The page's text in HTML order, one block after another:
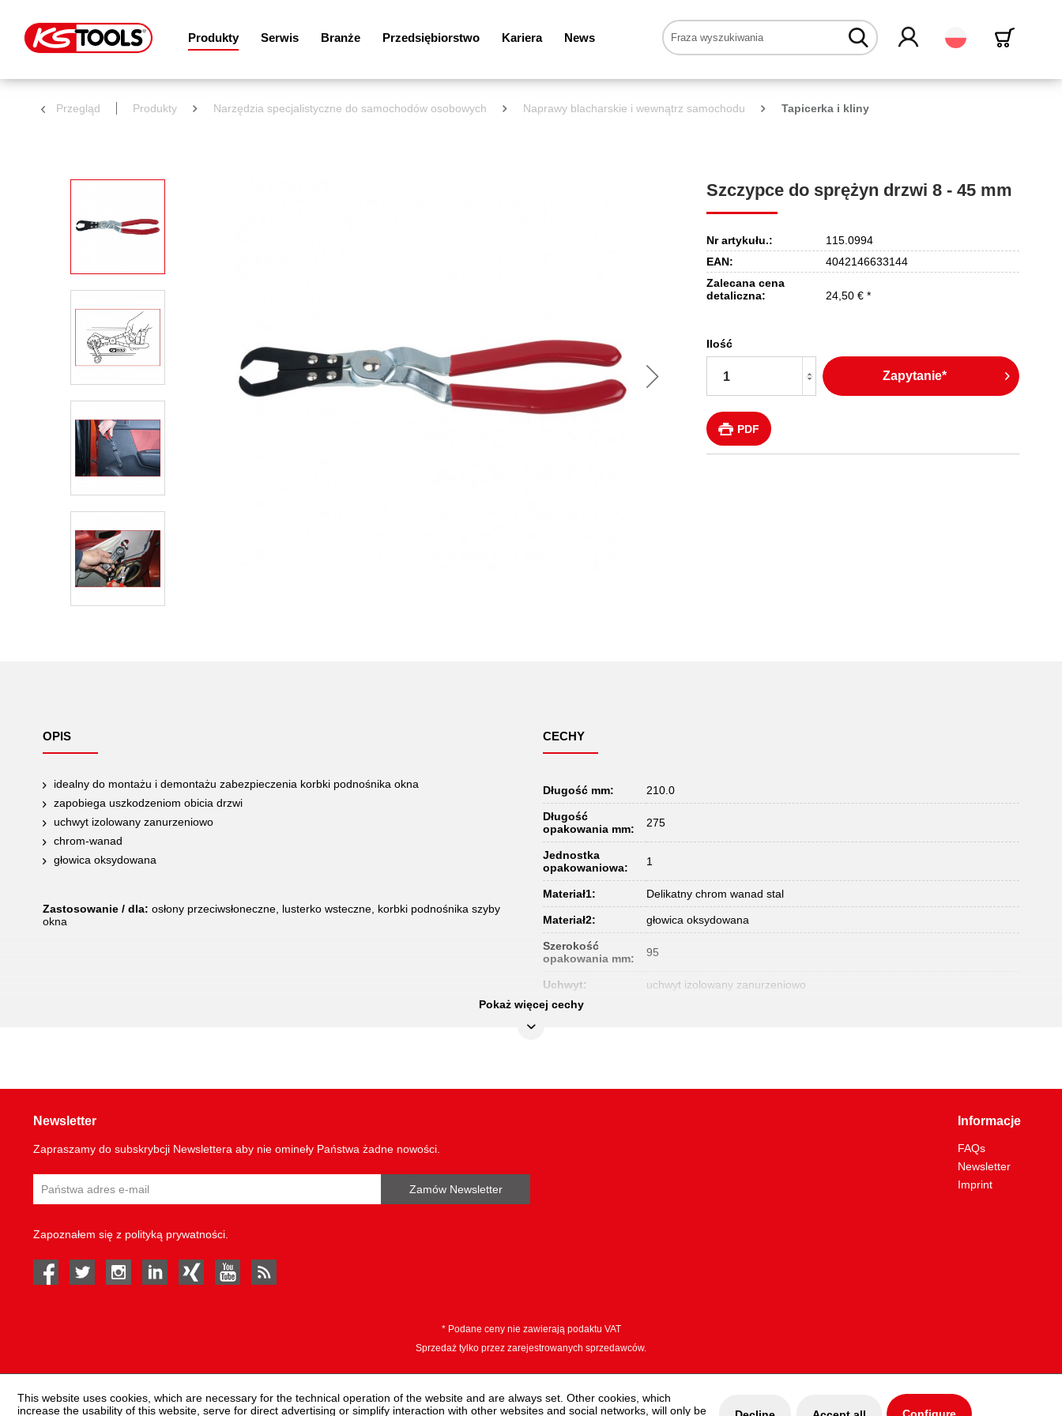
Produkty Serwis Branże Przedsiębiorstwo Kariera News Polski
Przegląd Produkty Narzędzia specjalistyczne do samochodów osobowych Naprawy blacharskie i wewnątrz samochodu Tapicerka i kliny
Szczypce do sprężyn drzwi 8 - 45 mm
Nr artykułu.:
115.0994
EAN:
4042146633144
Zalecana cena
detaliczna:
24,50 € *
Ilość
Zapytanie*
PDF
OPIS
idealny do montażu i demontażu zabezpieczenia korbki podnośnika okna
zapobiega uszkodzeniom obicia drzwi
uchwyt izolowany zanurzeniowo
chrom-wanad
głowica oksydowana
Zastosowanie / dla: osłony przeciwsłoneczne, lusterko wsteczne, korbki podnośnika szyby
okna
CECHY
Długość mm: 210.0
Długość
opakowania mm:
275
Jednostka
opakowaniowa:
1
Materiał1: Delikatny chrom wanad stal
Materiał2: głowica oksydowana
Szerokość
opakowania mm:
95
Uchwyt: uchwyt izolowany zanurzeniowo
Waga w g:
Pokaż więcej cechy
Newsletter
Zapraszamy do subskrybcji Newslettera aby nie omineły Państwa żadne nowości.
Zamów Newsletter
Zapoznałem się z polityką prywatności
facebook twitter instagramlinked in Xing youtube
Informacje
FAQs
Newsletter
Imprint
* Podane ceny nie zawierają podaktu VAT
Sprzedaż tylko przez zarejestrowanych sprzedawców.
This website uses cookies, which are necessary for the technical operation of the website and are always set. Other cookies, which
increase the usability of this website, serve for direct advertising or simplify interaction with other websites and social networks, will only be